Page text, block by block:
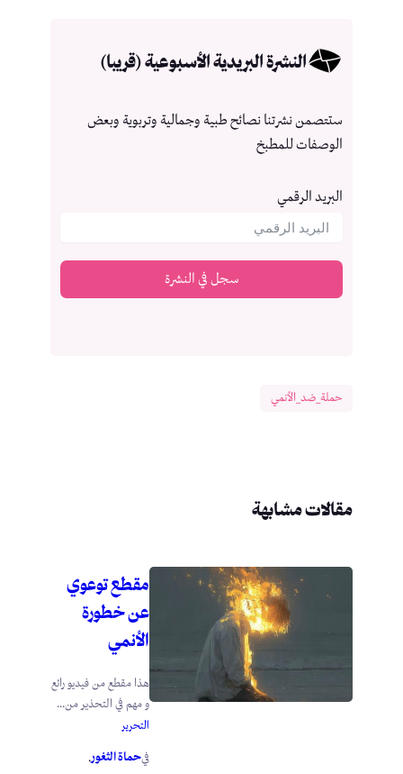
النشرة البريدية الأسبوعية (قريبا)
ستتصمن نشرتنا نصائح طبية وجمالية وتربوية وبعض
الوصفات للمطبخ
البريد الرقمي
سجل في النشرة
حملة_ضد_الأنمي
مقالات مشابهة
مقطع توعوي
عن خطورة
الأنمي
هذا مقطع من فيديو رائع
و مهم في التحذير من...
التحرير
فيحماة الثغور.